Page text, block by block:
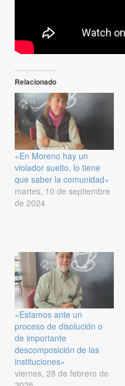
Relacionado
«En Moreno hay un
violador suelto, lo tiene
que saber la comunidad»
martes, 10 de septiembre
de 2024
«Estamos ante un
proceso de disolución o
de importante
descomposición de las
instituciones»
viernes, 28 de febrero de